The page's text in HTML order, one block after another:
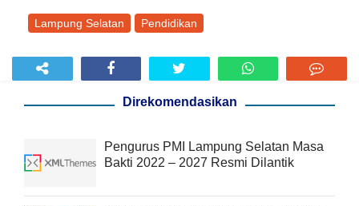
Lampung Selatan Pendidikan
Direkomendasikan
Pengurus PMI Lampung Selatan Masa
Bakti 2022 – 2027 Resmi Dilantik